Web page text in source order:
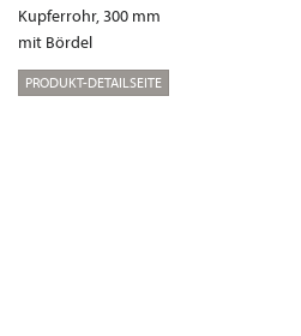
Kupferrohr, 300 mm
mit Bördel
PRODUKT-DETAILSEITE